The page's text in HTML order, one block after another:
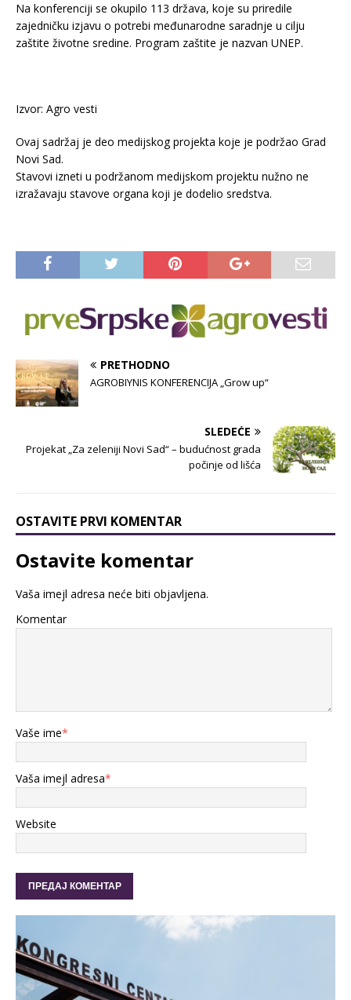
Na konferenciji se okupilo 113 država, koje su priredile
zajedničku izjavu o potrebi međunarodne saradnje u cilju
zaštite životne sredine. Program zaštite je nazvan UNEP.
Izvor: Agro vesti
Ovaj sadržaj je deo medijskog projekta koje je podržao Grad
Novi Sad.
Stavovi izneti u podržanom medijskom projektu nužno ne
izražavaju stavove organa koji je dodelio sredstva.
PRETHODNO
AGROBIYNIS KONFERENCIJA „Grow up“
SLEDEĆE
Projekat „Za zeleniji Novi Sad“ – budućnost grada
počinje od lišća
OSTAVITE PRVI KOMENTAR
Ostavite komentar
Vaša imejl adresa neće biti objavljena.
Komentar
Vaše ime*
Vaša imejl adresa*
Website